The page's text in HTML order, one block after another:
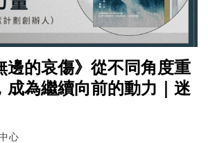
邊的哀傷》從不同角度重
成為繼續向前的動力｜迷
心